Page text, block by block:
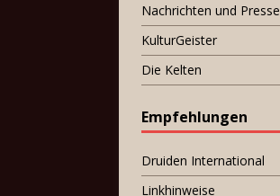
Nachrichten und Presse
KulturGeister
Die Kelten
Empfehlungen
Druiden International
Linkhinweise